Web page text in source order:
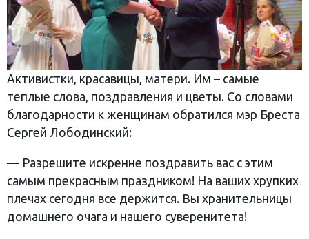
Активистки, красавицы, матери. Им – самые
теплые слова, поздравления и цветы. Со словами
благодарности к женщинам обратился мэр Бреста
Сергей Лободинский:
— Разрешите искренне поздравить вас с этим
самым прекрасным праздником! На ваших хрупких
плечах сегодня все держится. Вы хранительницы
домашнего очага и нашего суверенитета!